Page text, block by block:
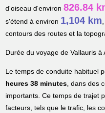
d'oiseau d'environ826.84
s'étend à environ 1,104 km
contours des routes et la
Durée du voyage de Vallauris à
Le temps de conduite habituel
heures 38 minutes, dans des
importants. Ce temps de trajet
facteurs, tels que le trafic, les